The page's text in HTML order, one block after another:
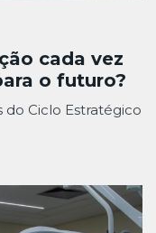
cada vez
o futuro?
do Ciclo Estratégico